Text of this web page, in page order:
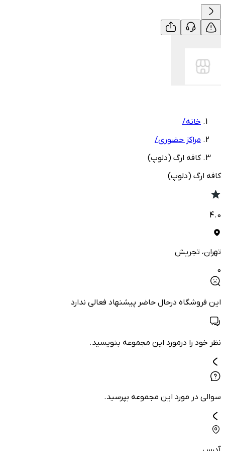
خانه/
مراکز حضوری/
کافه ارگ (دلوپ)
کافه ارگ (دلوپ)
4.0
تهران، تجریش
0
این فروشگاه درحال حاضر پیشنهاد فعالی ندارد
نظر خود را درمورد این مجموعه بنویسید.
سوالی در مورد این مجموعه بپرسید.